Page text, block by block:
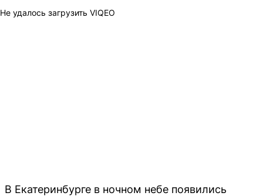
Не удалось загрузить VIQEO
В Екатеринбурге в ночном небе появились